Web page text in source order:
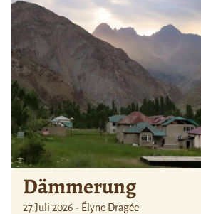
Dämmerung
27 Juli 2026 - Élyne Dragée